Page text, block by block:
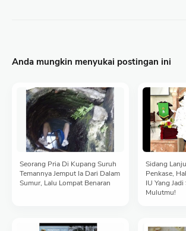
Anda mungkin menyukai postingan ini
Seorang Pria Di Kupang Suruh
Temannya Jemput Ia Dari Dalam
Sumur, Lalu Lompat Benaran
Sidang
Penkase,
IU Yang Jadi
Mulutmu!